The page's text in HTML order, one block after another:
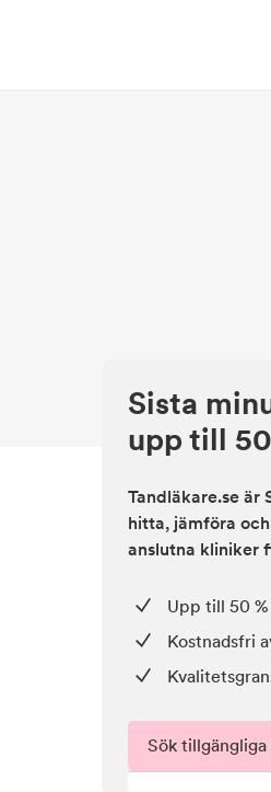
Sista
upp till
Tandläkare.se är
hitta, jämföra
anslutna kliniker
Upp till 50
Kostnadsfri
Sök